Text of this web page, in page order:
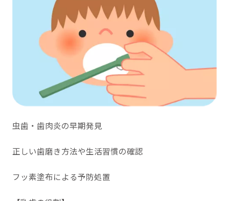
虫歯・歯肉炎の早期発見
正しい歯磨き方法や生活習慣の確認
フッ素塗布による予防処置